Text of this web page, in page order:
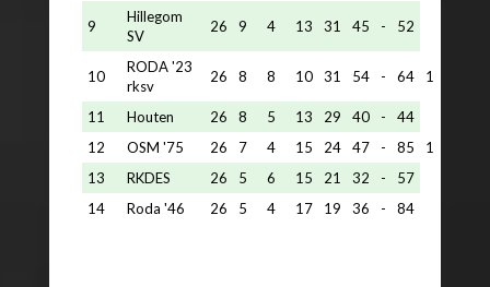
9
Hillegom
SV
26 9 4 13 31 45 - 52
10
RODA '23
rksv
26 8 8 10 31 54 - 64 1
11 Houten 26 8 5 13 29 40 -
44
12
OSM '75 26 7 4 15 24 47 - 85
1
13
RKDES 26 5 6 15 21 32 -
57
14
Roda '46 26 5 4 17 19 36 - 84